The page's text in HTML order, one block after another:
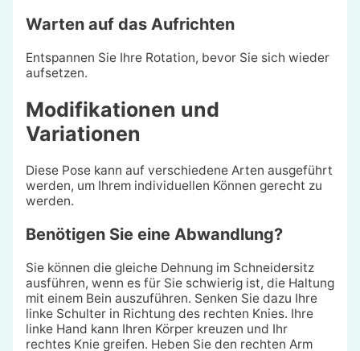
Warten auf das Aufrichten
Entspannen Sie Ihre Rotation, bevor Sie sich wieder
aufsetzen.
Modifikationen und
Variationen
Diese Pose kann auf verschiedene Arten ausgeführt
werden, um Ihrem individuellen Können gerecht zu
werden.
Benötigen Sie eine Abwandlung?
Sie können die gleiche Dehnung im Schneidersitz
ausführen, wenn es für Sie schwierig ist, die Haltung
mit einem Bein auszuführen. Senken Sie dazu Ihre
linke Schulter in Richtung des rechten Knies. Ihre
linke Hand kann Ihren Körper kreuzen und Ihr
rechtes Knie greifen. Heben Sie den rechten Arm